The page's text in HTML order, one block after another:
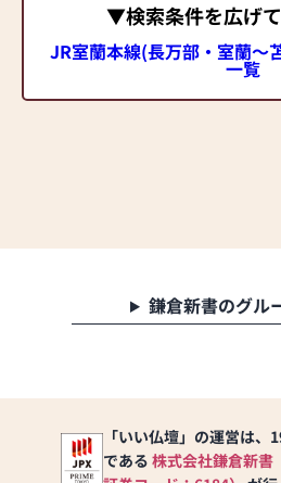
▼検索条件を広げ
JR室蘭本線(長万部・室蘭～
一覧
鎌倉新書のグル
「いい仏壇」の運営は、
である 株式会社鎌倉新書